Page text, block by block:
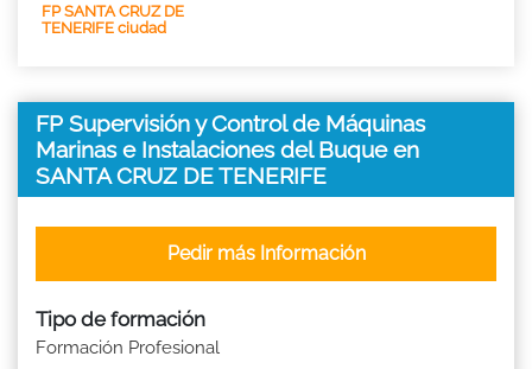
FP SANTA CRUZ DE
TENERIFE ciudad
FP Supervisión y Control de Máquinas
Marinas e Instalaciones del Buque en
SANTA CRUZ DE TENERIFE
Tipo de formación
Formación Profesional
Pedir más Información